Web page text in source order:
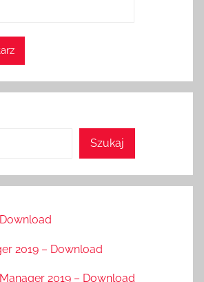
Szukaj
2019 – Download
2019 – Download